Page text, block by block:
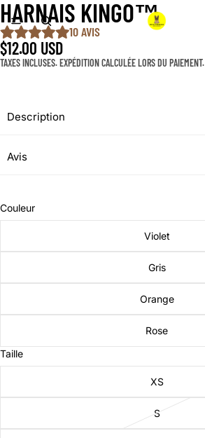
HARNAIS KINGO™️
10 AVIS
$12.00 USD
TAXES INCLUSES. EXPÉDITION CALCULÉE LORS DU PAIEMENT.
Description
Avis
Couleur
Violet
Gris
Orange
Rose
Taille
XS
S